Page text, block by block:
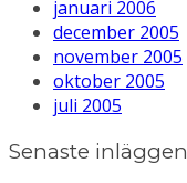
januari 2006
december 2005
november 2005
oktober 2005
juli 2005
Senaste inläggen